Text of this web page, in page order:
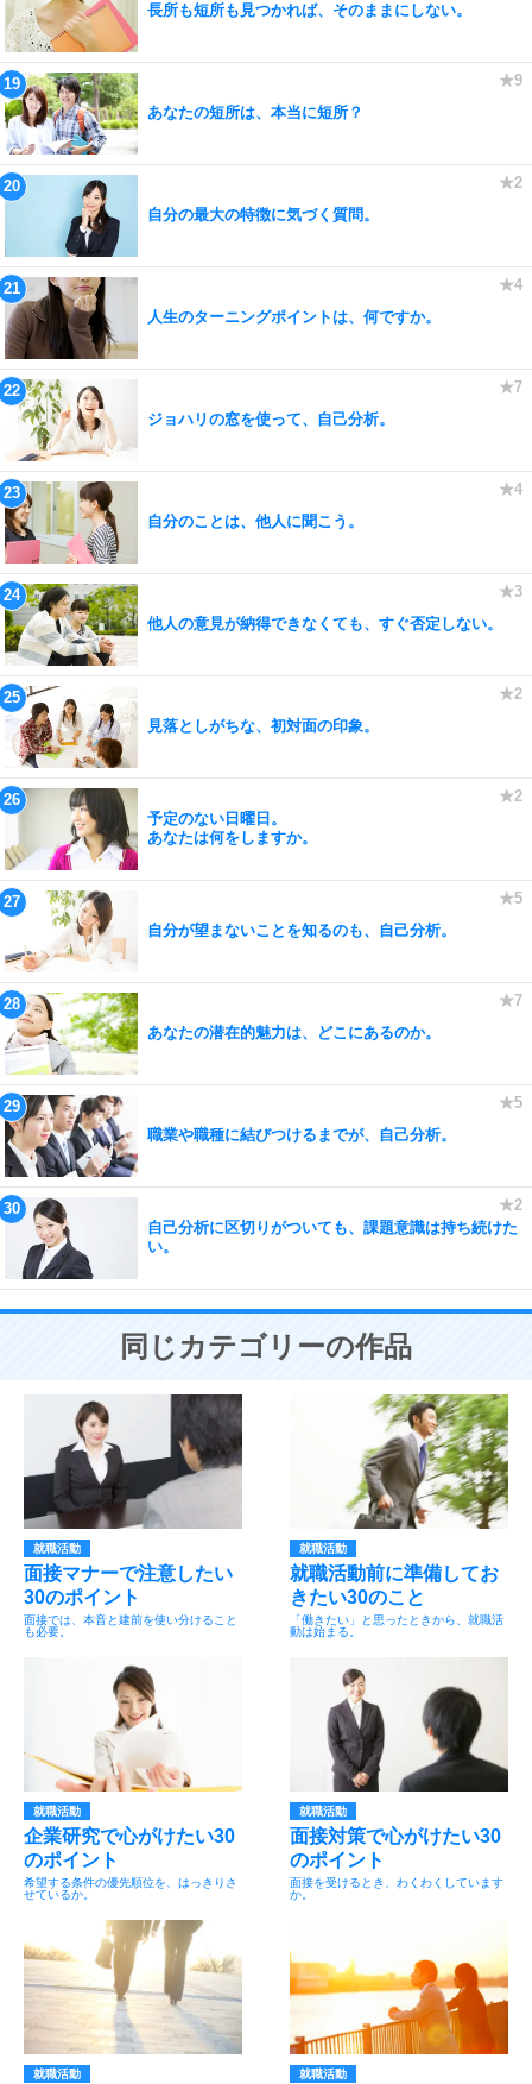
長所も短所も見つかれば、そのままにしない。
あなたの短所は、本当に短所？
自分の最大の特徴に気づく質問。
人生のターニングポイントは、何ですか。
ジョハリの窓を使って、自己分析。
自分のことは、他人に聞こう。
他人の意見が納得できなくても、すぐ否定しない。
見落としがちな、初対面の印象。
予定のない日曜日。
あなたは何をしますか。
自分が望まないことを知るのも、自己分析。
あなたの潜在的魅力は、どこにあるのか。
職業や職種に結びつけるまでが、自己分析。
自己分析に区切りがついても、課題意識は持ち続けた
い。
同じカテゴリーの作品
就職活動
面接マナーで注意したい
30のポイント
面接では、本音と建前を使い分けること
も必要。
就職活動
就職活動前に準備してお
きたい30のこと
「働きたい」と思ったときから、就職活
動は始まる。
就職活動
企業研究で心がけたい30
のポイント
希望する条件の優先順位を、はっきりさ
せているか。
就職活動
面接対策で心がけたい30
のポイント
面接を受けるとき、わくわくしています
か。
就職活動 就職活動